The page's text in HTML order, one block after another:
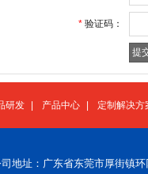
* 验证码：
研发 产品中心 定制解决方
地址：广东省东莞市厚街镇